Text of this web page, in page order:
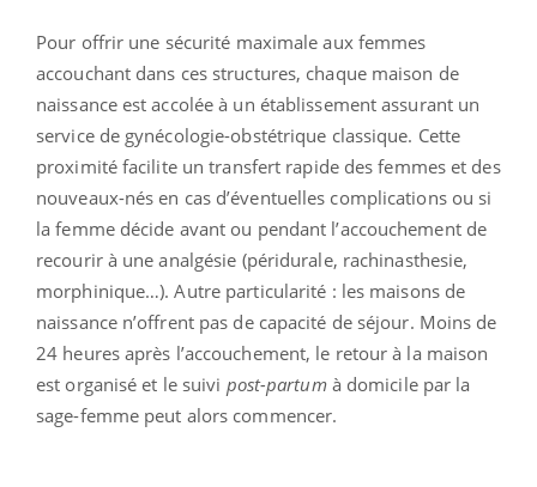
Pour offrir une sécurité maximale aux femmes
accouchant dans ces structures, chaque maison de
naissance est accolée à un établissement assurant un
service de gynécologie-obstétrique classique. Cette
proximité facilite un transfert rapide des femmes et des
nouveaux-nés en cas d’éventuelles complications ou si
la femme décide avant ou pendant l’accouchement de
recourir à une analgésie (péridurale, rachinasthesie,
morphinique…). Autre particularité : les maisons de
naissance n’offrent pas de capacité de séjour. Moins de
24 heures après l’accouchement, le retour à la maison
est organisé et le suivi post-partumà domicile par la
sage-femme peut alors commencer.